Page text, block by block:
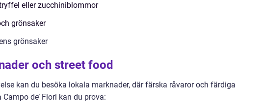
eller zucchiniblommor
grönsaker
grönsaker
och street food
kan du besöka lokala marknader, där färska råvaror och färdiga
de’ Fiori kan du prova: